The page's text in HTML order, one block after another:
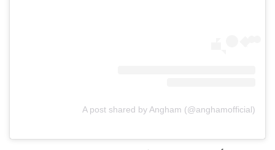
A post shared by Angham (@anghamofficial)